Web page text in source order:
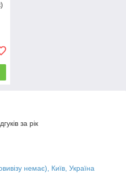
за рік
немає), Київ, Україна